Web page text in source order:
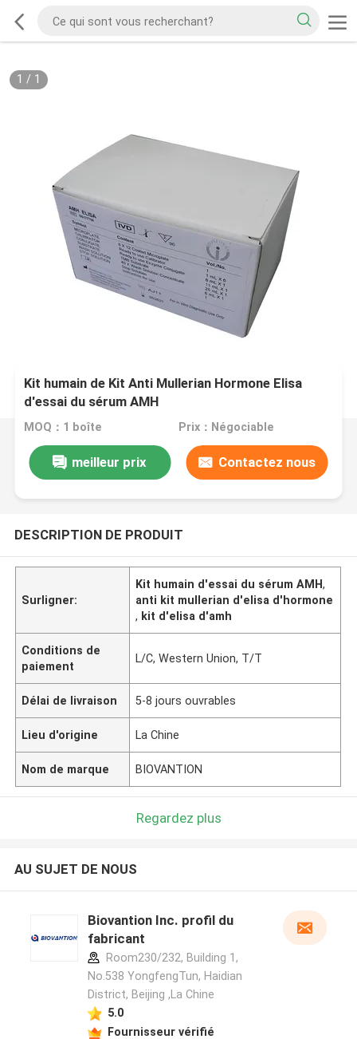
1 / 1
Kit humain de Kit Anti Mullerian Hormone Elisa
d'essai du sérum AMH
MOQ：1 boîte Prix：Négociable
meilleur prix Contactez nous
DESCRIPTION DE PRODUIT
Surligner:
Kit humain d'essai du sérum AMH,
anti kit mullerian d'elisa d'hormone
, kit d'elisa d'amh
Conditions de
paiement
L/C, Western Union, T/T
Délai de livraison 5-8 jours ouvrables
Lieu d'origine La Chine
Nom de marque BIOVANTION
Regardez plus
AU SUJET DE NOUS
Biovantion Inc. profil du
fabricant
Room230/232, Building 1,
No.538 YongfengTun, Haidian
District, Beijing ,La Chine
5.0
Fournisseur vérifié